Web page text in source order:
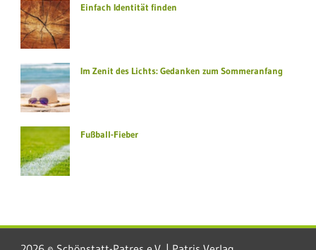
Einfach Identität finden
Im Zenit des Lichts: Gedanken zum Sommeranfang
Fußball-Fieber